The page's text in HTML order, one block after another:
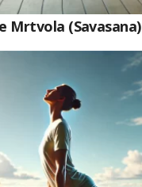
Mrtvola (Savasana)